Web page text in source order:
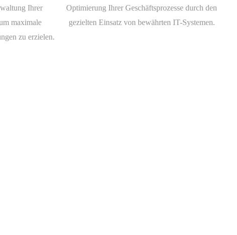
Ihrer
maximale
zu erzielen.
Optimierung Ihrer Geschäftsprozesse durch den
gezielten Einsatz von bewährten IT-Systemen.